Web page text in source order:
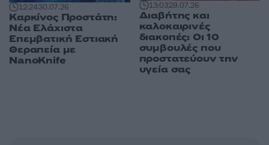
12:2430.07.26
Καρκίνος Προστάτη:
Νέα Ελάχιστα
Επεμβατική Εστιακή
Θεραπεία με
NanoKnife
13:0329.07.26
Διαβήτης και
καλοκαιρινές
διακοπές: Οι 10
συμβουλές που
προστατεύουν την
υγεία σας